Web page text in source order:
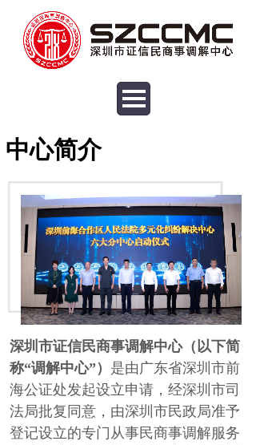
中心简介
深圳市证信民商事调解中心（以下简
称“调解中心”） 是由广东省深圳市前
海公证处发起设立申请，经深圳市司
法局批复同意，由深圳市民政局准予
登记设立的专门从事民商事调解服务